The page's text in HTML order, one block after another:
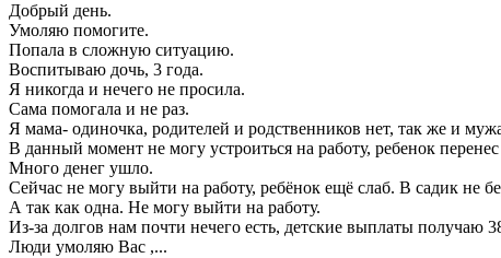
Добрый день.
Умоляю помогите.
Попала в сложную ситуацию.
Воспитываю дочь, 3 года.
Я никогда и нечего не просила.
Сама помогала и не раз.
Я мама- одиночка, родителей и родственников нет, так же и
В данный момент не могу устроиться на работу, ребенок
Много денег ушло.
Сейчас не могу выйти на работу, ребёнок ещё слаб. В садик не
А так как одна. Не могу выйти на работу.
Из-за долгов нам почти нечего есть, детские выплаты получаю
Люди умоляю Вас ,...